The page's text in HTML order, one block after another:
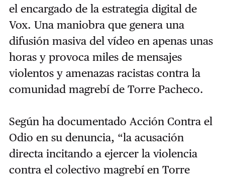
el encargado de la estrategia digital de
Vox. Una maniobra que genera una
difusión masiva del vídeo en apenas unas
horas y provoca miles de mensajes
violentos y amenazas racistas contra la
comunidad magrebí de Torre Pacheco.
Según ha documentado Acción Contra el
Odio en su denuncia, “la acusación
directa incitando a ejercer la violencia
contra el colectivo magrebí en Torre